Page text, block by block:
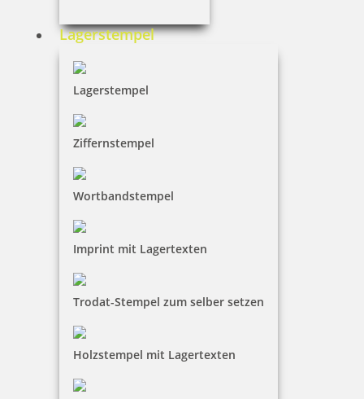
Lagerstempel
Lagerstempel
Ziffernstempel
Wortbandstempel
Imprint mit Lagertexten
Trodat-Stempel zum selber setzen
Holzstempel mit Lagertexten